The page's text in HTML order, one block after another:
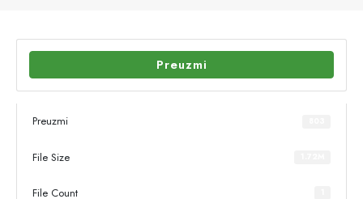
Preuzmi
Preuzmi
File Size
File Count